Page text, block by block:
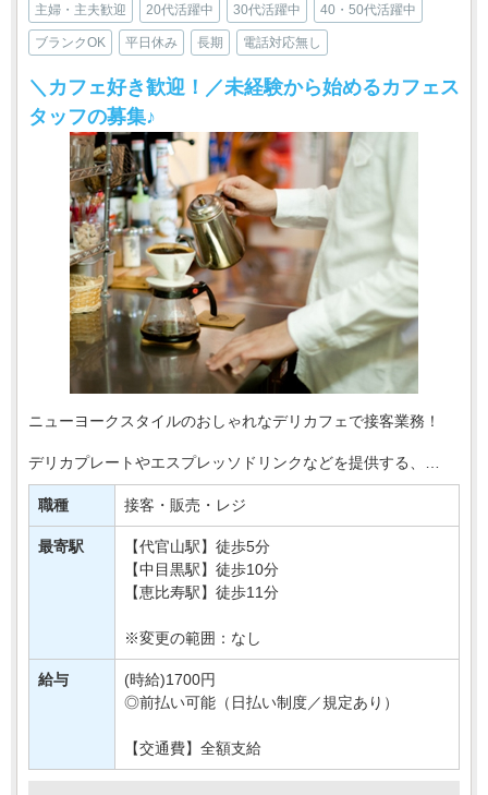
主婦・主夫歓迎 20代活躍中 30代活躍中 40・50代活躍中
ブランクOK 平日休み 長期 電話対応無し
＼カフェ好き歓迎！／未経験から始めるカフェス
タッフの募集♪
ニューヨークスタイルのおしゃれなデリカフェで接客業務！
デリカプレートやエスプレッソドリンクなどを提供する、
落ち着いた雰囲気のお店です＊
お任せするのは、注文受付やレジ対応、商品の提供など、
お・・・
職種 接客・販売・レジ
最寄駅
【代官山駅】徒歩5分
【中目黒駅】徒歩10分
【恵比寿駅】徒歩11分
※変更の範囲：なし
給与
(時給)1700円
◎前払い可能（日払い制度／規定あり）
【交通費】全額支給